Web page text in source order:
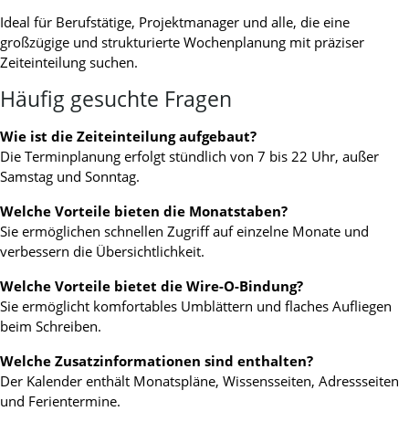
Ideal für Berufstätige, Projektmanager und alle, die eine
großzügige und strukturierte Wochenplanung mit präziser
Zeiteinteilung suchen.
Häufig gesuchte Fragen
Wie ist die Zeiteinteilung aufgebaut?
Die Terminplanung erfolgt stündlich von 7 bis 22 Uhr, außer
Samstag und Sonntag.
Welche Vorteile bieten die Monatstaben?
Sie ermöglichen schnellen Zugriff auf einzelne Monate und
verbessern die Übersichtlichkeit.
Welche Vorteile bietet die Wire-O-Bindung?
Sie ermöglicht komfortables Umblättern und flaches Aufliegen
beim Schreiben.
Welche Zusatzinformationen sind enthalten?
Der Kalender enthält Monatspläne, Wissensseiten, Adressseiten
und Ferientermine.